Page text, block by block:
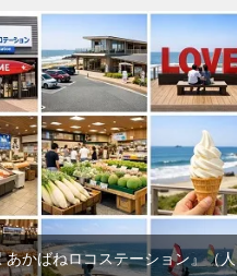
あかばねロコステーション』（人